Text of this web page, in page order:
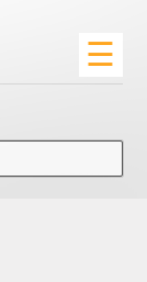
☰